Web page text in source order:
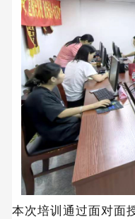
本次培训通过面对面